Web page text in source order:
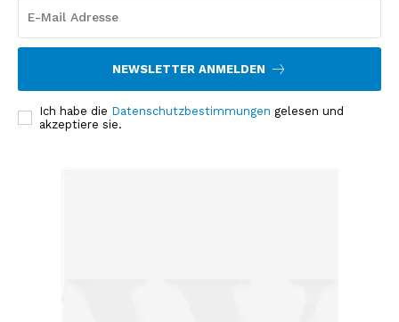
NEWSLETTER ANMELDEN
Ich habe die Datenschutzbestimmungen gelesen und
akzeptiere sie.